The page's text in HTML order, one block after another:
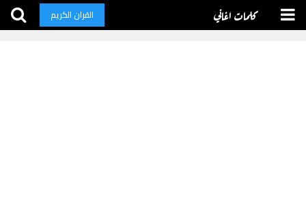
كلمات اغاني القران الكريم